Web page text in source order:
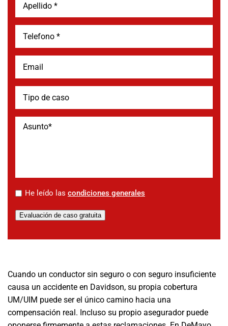
* He leído las condiciones generales
Evaluación de caso gratuita
Cuando un conductor sin seguro o con seguro insuficiente
causa un accidente en Davidson, su propia cobertura
UM/UIM puede ser el único camino hacia una
compensación real. Incluso su propio asegurador puede